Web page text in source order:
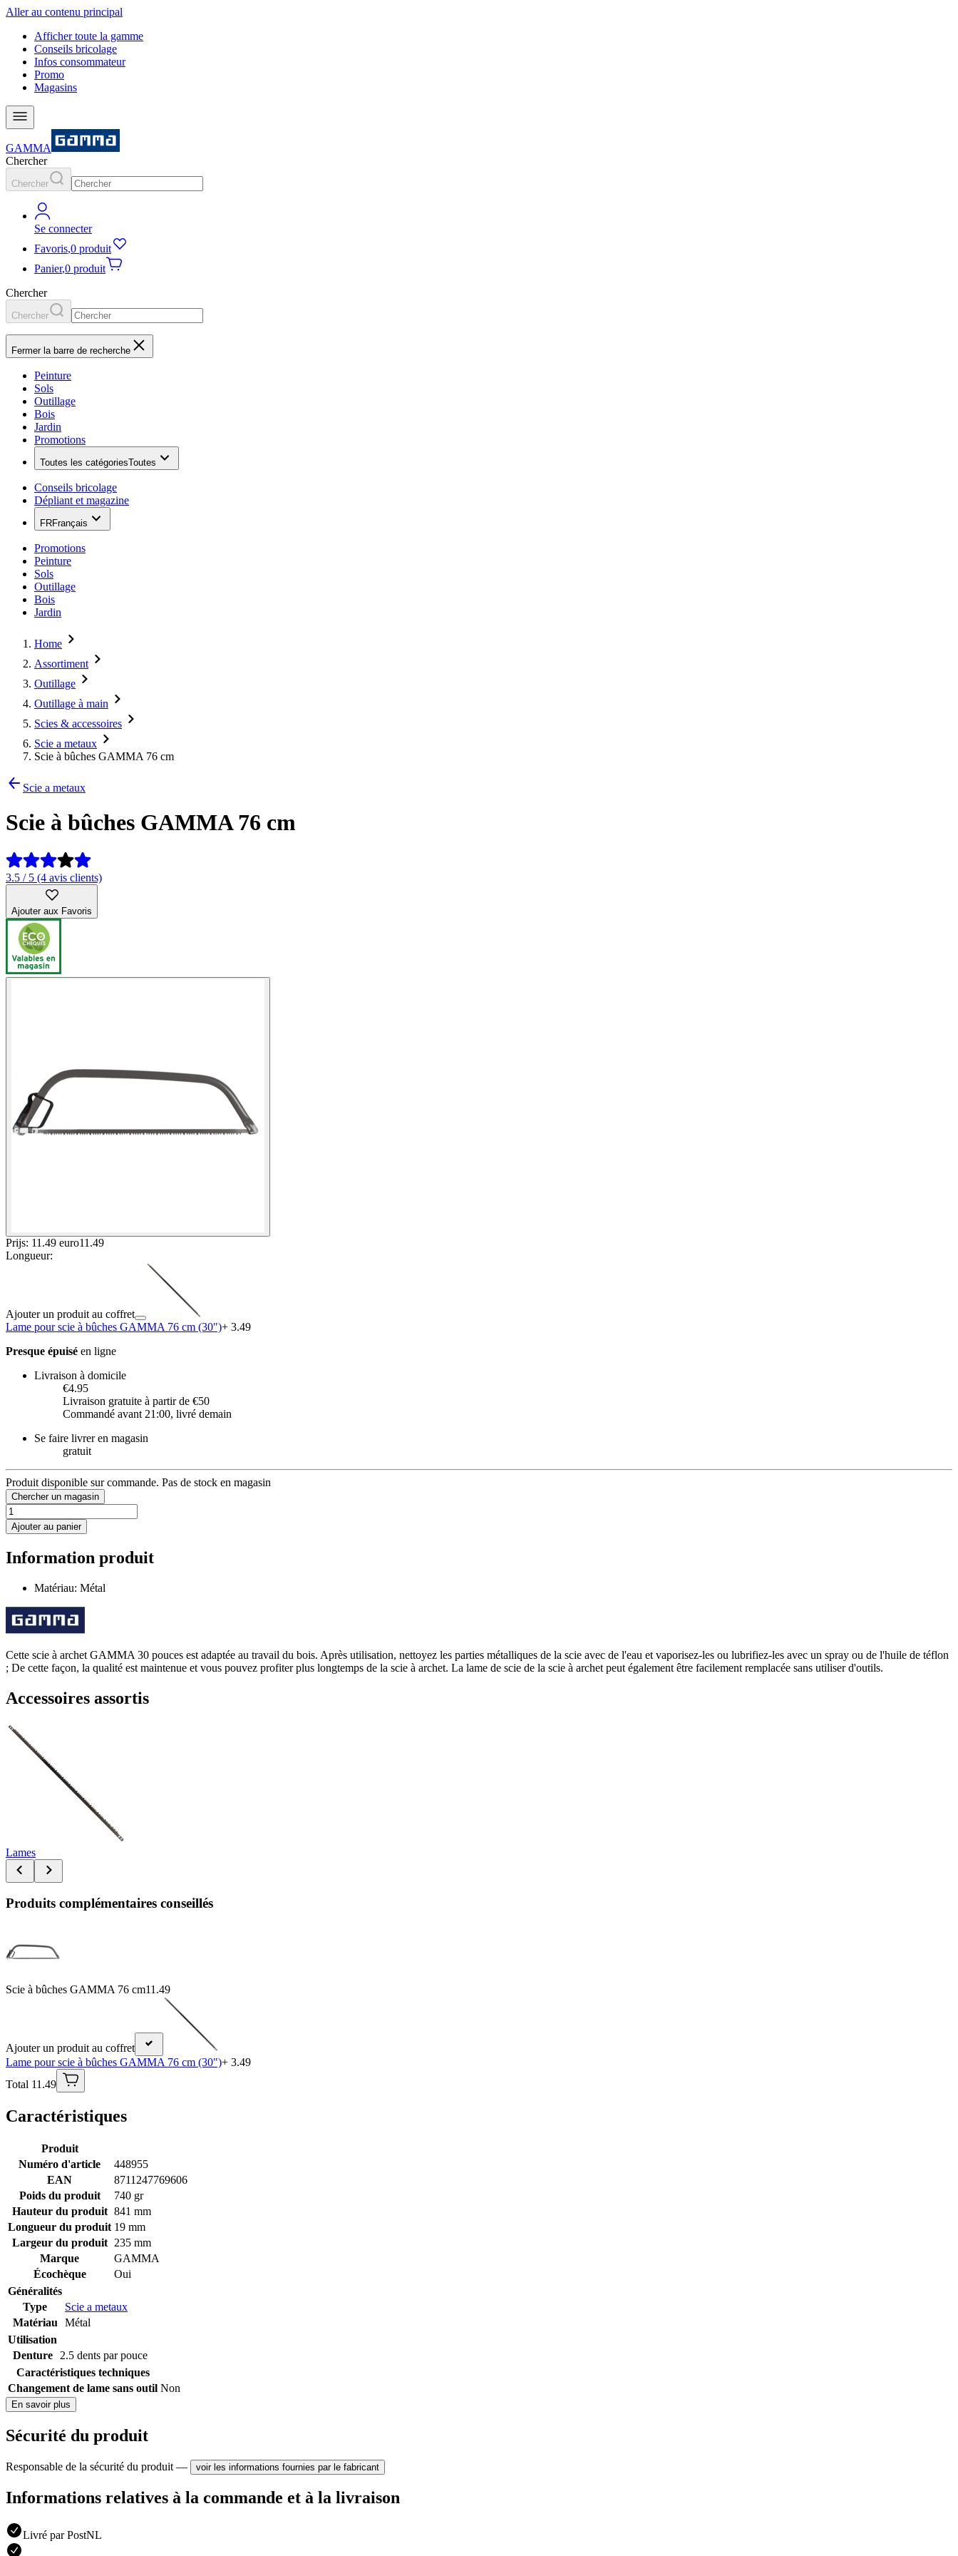
Aller au contenu principal
Afficher toute la gamme
Conseils bricolage
Infos consommateur
Promo
Magasins
GAMMA
Chercher
Chercher
Se connecter
Favoris,0 produit
Panier,0 produit
Chercher
Chercher
Fermer la barre de recherche
Peinture
Sols
Outillage
Bois
Jardin
Promotions
Toutes les catégoriesToutes
Conseils bricolage
Dépliant et magazine
FRFrançais
Promotions
Peinture
Sols
Outillage
Bois
Jardin
Home
Assortiment
Outillage
Outillage à main
Scies & accessoires
Scie a metaux
Scie à bûches GAMMA 76 cm
Scie a metaux
Scie à bûches GAMMA 76 cm
3.5 / 5 (4 avis clients)
Ajouter aux Favoris
Prijs: 11.49 euro11 .49
Longueur:
Ajouter un produit au coffret
Lame pour scie à bûches GAMMA 76 cm (30")+ 3.49
Presque épuisé en ligne
Livraison à domicile
€4.95
Livraison gratuite à partir de €50
Commandé avant 21:00, livré demain
Se faire livrer en magasin
gratuit
Produit disponible sur commande. Pas de stock en magasin
Chercher un magasin
Ajouter au panier
Information produit
Matériau: Métal
Cette scie à archet GAMMA 30 pouces est adaptée au travail du bois. Après utilisation, nettoyez les parties métalliques de la scie avec de l'eau et vaporisez-les ou lubrifiez-les avec un spray ou de l'huile de téflon
; De cette façon, la qualité est maintenue et vous pouvez profiter plus longtemps de la scie à archet. La lame de scie de la scie à archet peut également être facilement remplacée sans utiliser d'outils.
Accessoires assortis
Lames
Produits complémentaires conseillés
Scie à bûches GAMMA 76 cm11.49
Ajouter un produit au coffret
Lame pour scie à bûches GAMMA 76 cm (30")+ 3.49
Total 11.49
Caractéristiques
Produit
Numéro d'article
448955
EAN
8711247769606
Poids du produit
740 gr
Hauteur du produit 841 mm
Longueur du produit 19 mm
Largeur du produit
235 mm
Marque
GAMMA
Écochèque
Oui
Généralités
Type
Scie a metaux
Matériau
Métal
Utilisation
Denture
2.5 dents par pouce
Caractéristiques techniques
Changement de lame sans outil Non
En savoir plus
Sécurité du produit
Responsable de la sécurité du produit — voir les informations fournies par le fabricant
Informations relatives à la commande et à la livraison
Livré par PostNL